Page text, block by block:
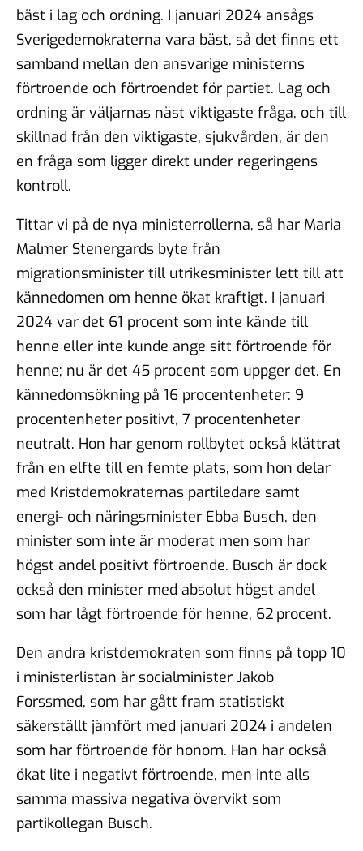
bäst i lag och ordning. I januari 2024 ansågs
Sverigedemokraterna vara bäst, så det finns ett
samband mellan den ansvarige ministerns
förtroende och förtroendet för partiet. Lag och
ordning är väljarnas näst viktigaste fråga, och till
skillnad från den viktigaste, sjukvården, är den
en fråga som ligger direkt under regeringens
kontroll.
Tittar vi på de nya ministerrollerna, så har Maria
Malmer Stenergards byte från
migrationsminister till utrikesminister lett till att
kännedomen om henne ökat kraftigt. I januari
2024 var det 61 procent som inte kände till
henne eller inte kunde ange sitt förtroende för
henne; nu är det 45 procent som uppger det. En
kännedomsökning på 16 procentenheter: 9
procentenheter positivt, 7 procentenheter
neutralt. Hon har genom rollbytet också klättrat
från en elfte till en femte plats, som hon delar
med Kristdemokraternas partiledare samt
energi- och näringsminister Ebba Busch, den
minister som inte är moderat men som har
högst andel positivt förtroende. Busch är dock
också den minister med absolut högst andel
som har lågt förtroende för henne, 62 procent.
Den andra kristdemokraten som finns på topp 10
i ministerlistan är socialminister Jakob
Forssmed, som har gått fram statistiskt
säkerställt jämfört med januari 2024 i andelen
som har förtroende för honom. Han har också
ökat lite i negativt förtroende, men inte alls
samma massiva negativa övervikt som
partikollegan Busch.